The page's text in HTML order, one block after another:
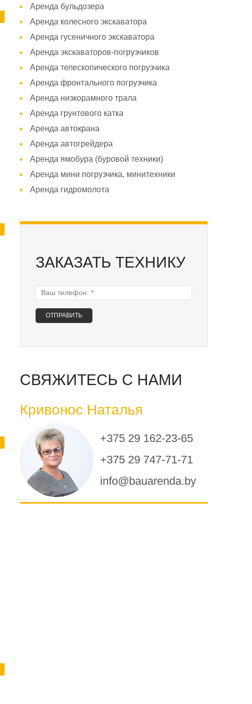
Аренда бульдозера
Аренда колесного экскаватора
Аренда гусеничного экскаватора
Аренда экскаваторов-погрузчиков
Аренда телескопического погрузчика
Аренда фронтального погрузчика
Аренда низкорамного трала
Аренда грунтового катка
Аренда автокрана
Аренда автогрейдера
Аренда ямобура (буровой техники)
Аренда мини погрузчика, минитехники
Аренда гидромолота
ЗАКАЗАТЬ ТЕХНИКУ
Ваш телефон:
СВЯЖИТЕСЬ С НАМИ
Кривонос Наталья
+375 29 162-23-65
+375 29 747-71-71
info@bauarenda.by